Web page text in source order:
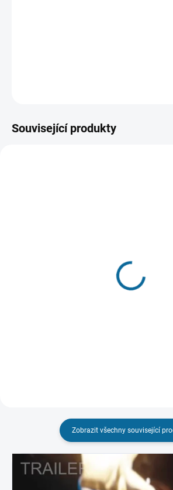
Související produkty
Zobrazit všechny související